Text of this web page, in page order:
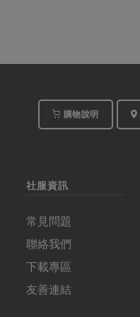
購物說明
社服資訊
常見問題
聯絡我們
下載專區
友善連結